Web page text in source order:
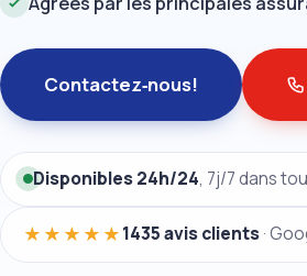
Contactez‑nous!
Disponibles 24h/24, 7j/7 dans
★★★★★1435 avis clients·